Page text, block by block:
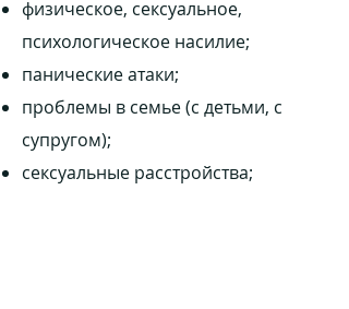
физическое, сексуальное,
психологическое насилие;
панические атаки;
проблемы в семье (с детьми, с
супругом);
сексуальные расстройства;